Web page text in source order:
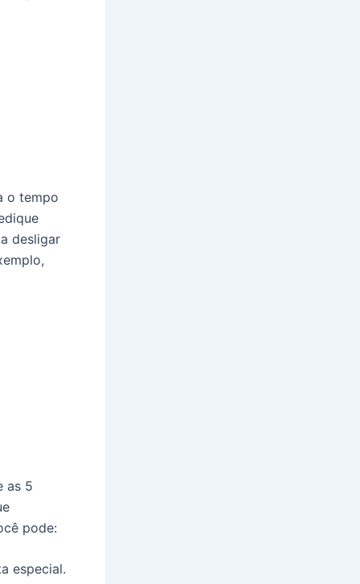
o tempo
desligar
as 5
pode:
especial.